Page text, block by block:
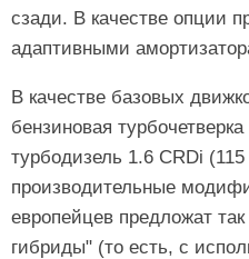
сзади. В качестве опции
адаптивными
В качестве базовых
бензиновая
турбодизель 1.6 CRDi
производительные
европейцев предложат
гибриды" (то есть, с